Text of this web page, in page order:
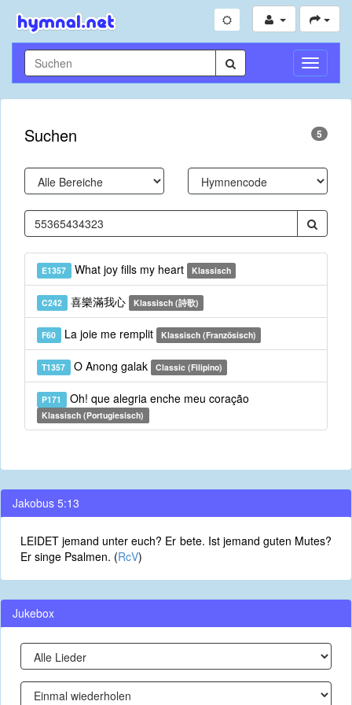
Suchen 5
E1357 What joy fills my heart Klassisch
C242 喜樂滿我心 Klassisch (詩歌)
F60 La joie me remplit Klassisch (Französisch)
T1357 O Anong galak Classic (Filipino)
P171 Oh! que alegria enche meu coração
Klassisch (Portugiesisch)
Jakobus 5:13
LEIDET jemand unter euch? Er bete. Ist jemand guten Mutes?
Er singe Psalmen. (RcV)
Jukebox